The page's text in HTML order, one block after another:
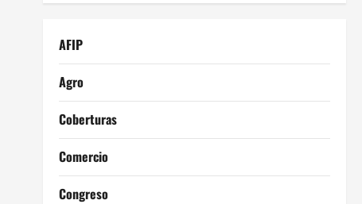
AFIP
Agro
Coberturas
Comercio
Congreso